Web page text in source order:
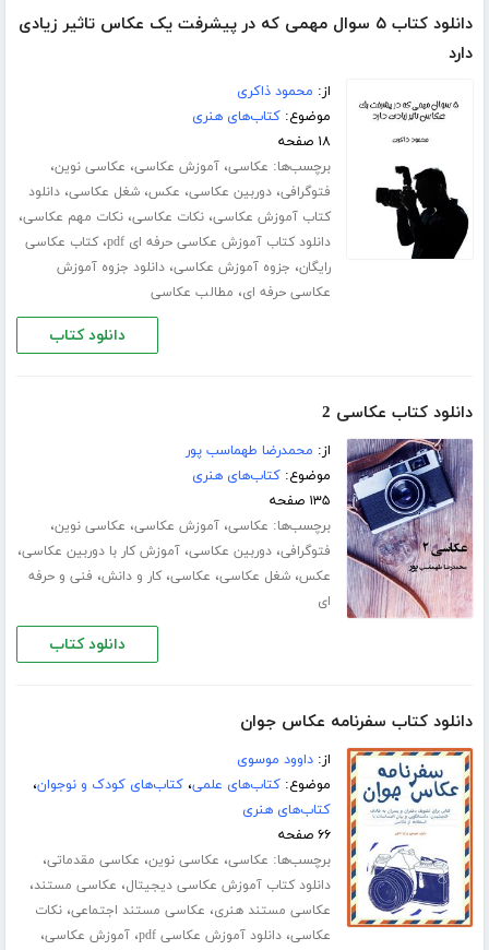
دانلود کتاب ۵ سوال مهمی که در پیشرفت یک عکاس تاثیر زیادی
دارد
از: محمود ذاکری
موضوع:کتاب‌های هنری
۱۸ صفحه
برچسب‌ها: عکاسی،آموزش عکاسی، عکاسی نوین،
فتوگرافی،دوربین عکاسی، عکس،شغل عکاسی،دانلود
کتاب آموزش عکاسی،نکات عکاسی،نکات مهم عکاسی،
دانلود کتاب آموزش عکاسی حرفه ای pdf ،کتاب عکاسی
رایگان، جزوه آموزش عکاسی،دانلود جزوه آموزش
عکاسی حرفه ای، مطالب عکاسی
دانلود کتاب
دانلود کتاب عکاسی 2
از: محمدرضا طهماسب پور
موضوع:کتاب‌های هنری
۱۳۵ صفحه
برچسب‌ها: عکاسی،آموزش عکاسی، عکاسی نوین،
فتوگرافی،دوربین عکاسی،آموزش کار با دوربین عکاسی،
عکس،شغل عکاسی، عکاسی،کار و دانش، فنی و حرفه
ای
دانلود کتاب
دانلود کتاب سفرنامه عکاس جوان
از:داوود موسوی
موضوع:کتاب‌های علمی،کتاب‌های کودک و نوجوان،
کتاب‌های هنری
۶۶ صفحه
برچسب‌ها: عکاسی، عکاسی نوین، عکاسی مقدماتی،
دانلود کتاب آموزش عکاسی دیجیتال، عکاسی مستند،
عکاسی مستند هنری، عکاسی مستند اجتماعی،نکات
عکاسی،دانلود آموزش عکاسی pdf ،آموزش عکاسی،